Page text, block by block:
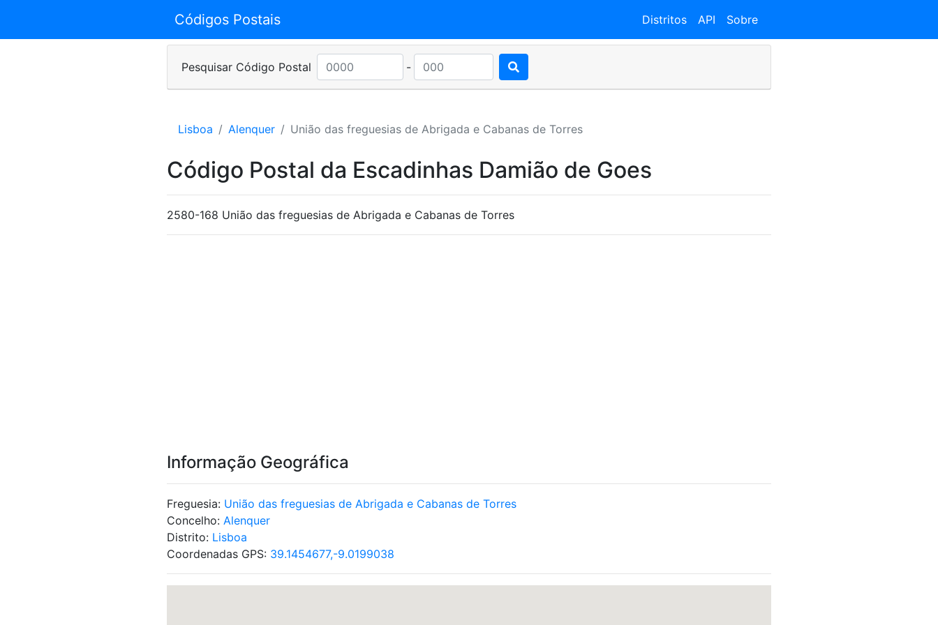
Códigos Postais Distritos API Sobre
Pesquisar Código Postal -
Lisboa Alenquer União das freguesias de Abrigada e Cabanas de Torres
Código Postal da Escadinhas Damião de Goes
2580-168 União das freguesias de Abrigada e Cabanas de Torres
Informação Geográfica
Freguesia: União das freguesias de Abrigada e Cabanas de Torres
Concelho: Alenquer
Distrito: Lisboa
Coordenadas GPS: 39.1454677,-9.0199038